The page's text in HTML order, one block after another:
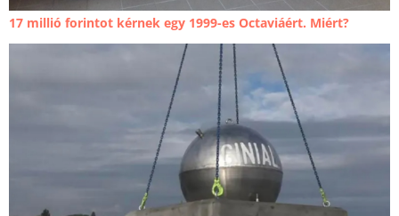
17 millió forintot kérnek egy 1999-es Octaviáért. Miért?